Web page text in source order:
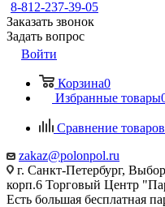
8-812-237-39-05
Заказать звонок
Задать вопрос
Войти
Корзина0
Избранные товары
Сравнение товаров
zakaz@polonpol.ru
г. Санкт-Петербург,
корп.6 Торговый Центр
Есть большая бесплатная